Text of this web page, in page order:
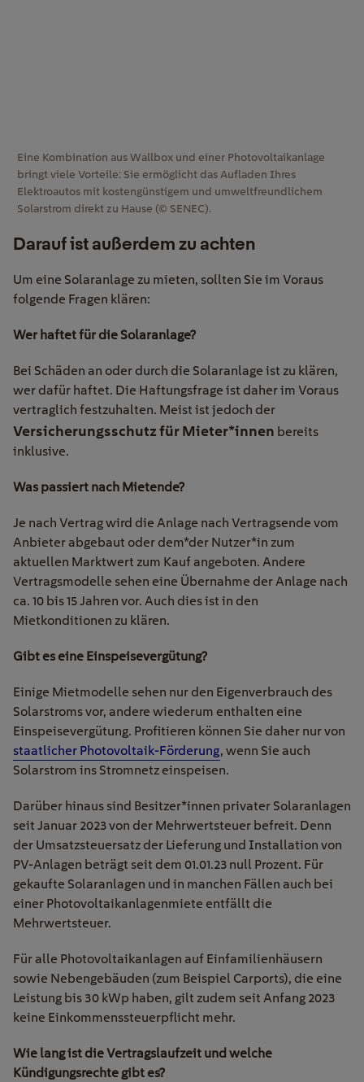
Eine Kombination aus Wallbox und einer Photovoltaikanlage
bringt viele Vorteile: Sie ermöglicht das Aufladen Ihres
Elektroautos mit kostengünstigem und umweltfreundlichem
Solarstrom direkt zu Hause (© SENEC).
Darauf ist außerdem zu achten
Um eine Solaranlage zu mieten, sollten Sie im Voraus
folgende Fragen klären:
Wer haftet für die Solaranlage?
Bei Schäden an oder durch die Solaranlage ist zu klären,
wer dafür haftet. Die Haftungsfrage ist daher im Voraus
vertraglich festzuhalten. Meist ist jedoch der
Versicherungsschutz für Mieter*innen bereits
inklusive.
Was passiert nach Mietende?
Je nach Vertrag wird die Anlage nach Vertragsende vom
Anbieter abgebaut oder dem*der Nutzer*in zum
aktuellen Marktwert zum Kauf angeboten. Andere
Vertragsmodelle sehen eine Übernahme der Anlage nach
ca. 10 bis 15 Jahren vor. Auch dies ist in den
Mietkonditionen zu klären.
Gibt es eine Einspeisevergütung?
Einige Mietmodelle sehen nur den Eigenverbrauch des
Solarstroms vor, andere wiederum enthalten eine
Einspeisevergütung. Profitieren können Sie daher nur von
staatlicher Photovoltaik-Förderung, wenn Sie auch
Solarstrom ins Stromnetz einspeisen.
Darüber hinaus sind Besitzer*innen privater Solaranlagen
seit Januar 2023 von der Mehrwertsteuer befreit. Denn
der Umsatzsteuersatz der Lieferung und Installation von
PV-Anlagen beträgt seit dem 01.01.23 null Prozent. Für
gekaufte Solaranlagen und in manchen Fällen auch bei
einer Photovoltaikanlagenmiete entfällt die
Mehrwertsteuer.
Für alle Photovoltaikanlagen auf Einfamilienhäusern
sowie Nebengebäuden (zum Beispiel Carports), die eine
Leistung bis 30 kWp haben, gilt zudem seit Anfang 2023
keine Einkommenssteuerpflicht mehr.
Wie lang ist die Vertragslaufzeit und welche
Kündigungsrechte gibt es?